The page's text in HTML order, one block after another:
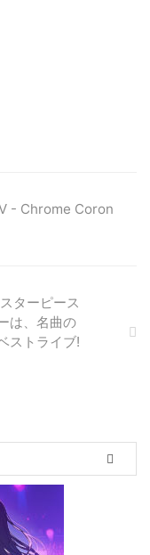
today』の会場先行発
- Chrome Coron
ターピース
は、名曲の
ストライブ!